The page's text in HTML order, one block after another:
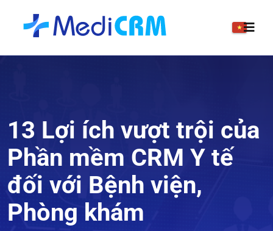
13 Lợi ích vượt trội của
Phần mềm CRM Y tế
đối với Bệnh viện,
Phòng khám